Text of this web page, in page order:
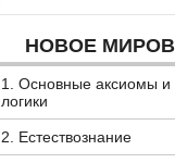
НОВОЕ
1. Основные аксиомы и
логики
2. Естествознание